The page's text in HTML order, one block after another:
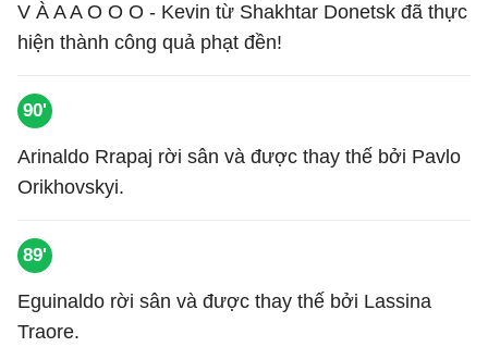
V À A A O O O - Kevin từ Shakhtar Donetsk đã thực
hiện thành công quả phạt đền!
90'
Arinaldo Rrapaj rời sân và được thay thế bởi Pavlo
Orikhovskyi.
89'
Eguinaldo rời sân và được thay thế bởi Lassina
Traore.